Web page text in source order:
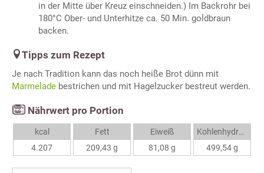
in der Mitte über Kreuz einschneiden.) Im Backrohr bei
180°C Ober- und Unterhitze ca. 50 Min. goldbraun
backen.
Tipps zum Rezept
Je nach Tradition kann das noch heiße Brot dünn mit
Marmelade bestrichen und mit Hagelzucker bestreut werden.
Nährwert pro Portion
kcal
4.207
Fett
209,43 g
Eiweiß
81,08 g
Kohlenhydrate
499,54 g